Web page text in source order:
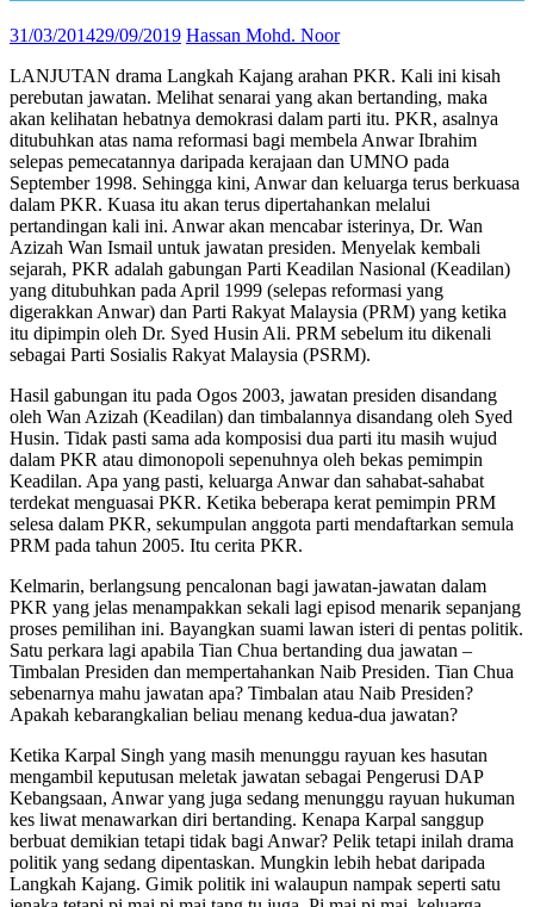
31/03/201429/09/2019 Hassan Mohd. Noor
LANJUTAN drama Langkah Kajang arahan PKR. Kali ini kisah
perebutan jawatan. Melihat senarai yang akan bertanding, maka
akan kelihatan hebatnya demokrasi dalam parti itu. PKR, asalnya
ditubuhkan atas nama reformasi bagi membela Anwar Ibrahim
selepas pemecatannya daripada kerajaan dan UMNO pada
September 1998. Sehingga kini, Anwar dan keluarga terus berkuasa
dalam PKR. Kuasa itu akan terus dipertahankan melalui
pertandingan kali ini. Anwar akan mencabar isterinya, Dr. Wan
Azizah Wan Ismail untuk jawatan presiden. Menyelak kembali
sejarah, PKR adalah gabungan Parti Keadilan Nasional (Keadilan)
yang ditubuhkan pada April 1999 (selepas reformasi yang
digerakkan Anwar) dan Parti Rakyat Malaysia (PRM) yang ketika
itu dipimpin oleh Dr. Syed Husin Ali. PRM sebelum itu dikenali
sebagai Parti Sosialis Rakyat Malaysia (PSRM).
Hasil gabungan itu pada Ogos 2003, jawatan presiden disandang
oleh Wan Azizah (Keadilan) dan timbalannya disandang oleh Syed
Husin. Tidak pasti sama ada komposisi dua parti itu masih wujud
dalam PKR atau dimonopoli sepenuhnya oleh bekas pemimpin
Keadilan. Apa yang pasti, keluarga Anwar dan sahabat-sahabat
terdekat menguasai PKR. Ketika beberapa kerat pemimpin PRM
selesa dalam PKR, sekumpulan anggota parti mendaftarkan semula
PRM pada tahun 2005. Itu cerita PKR.
Kelmarin, berlangsung pencalonan bagi jawatan-jawatan dalam
PKR yang jelas menampakkan sekali lagi episod menarik sepanjang
proses pemilihan ini. Bayangkan suami lawan isteri di pentas politik.
Satu perkara lagi apabila Tian Chua bertanding dua jawatan –
Timbalan Presiden dan mempertahankan Naib Presiden. Tian Chua
sebenarnya mahu jawatan apa? Timbalan atau Naib Presiden?
Apakah kebarangkalian beliau menang kedua-dua jawatan?
Ketika Karpal Singh yang masih menunggu rayuan kes hasutan
mengambil keputusan meletak jawatan sebagai Pengerusi DAP
Kebangsaan, Anwar yang juga sedang menunggu rayuan hukuman
kes liwat menawarkan diri bertanding. Kenapa Karpal sanggup
berbuat demikian tetapi tidak bagi Anwar? Pelik tetapi inilah drama
politik yang sedang dipentaskan. Mungkin lebih hebat daripada
Langkah Kajang. Gimik politik ini walaupun nampak seperti satu